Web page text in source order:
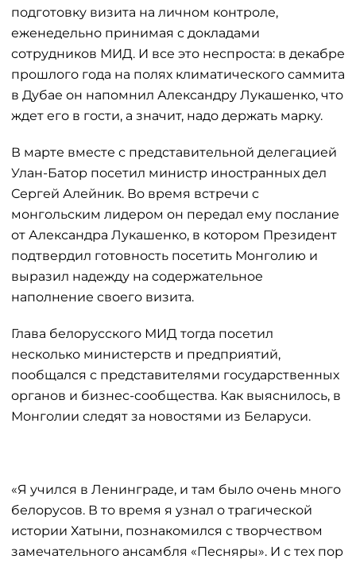
подготовку визита на личном контроле,
еженедельно принимая с докладами
сотрудников МИД. И все это неспроста: в декабре
прошлого года на полях климатического саммита
в Дубае он напомнил Александру Лукашенко, что
ждет его в гости, а значит, надо держать марку.
В марте вместе с представительной делегацией
Улан-Батор посетил министр иностранных дел
Сергей Алейник. Во время встречи с
монгольским лидером он передал ему послание
от Александра Лукашенко, в котором Президент
подтвердил готовность посетить Монголию и
выразил надежду на содержательное
наполнение своего визита.
Глава белорусского МИД тогда посетил
несколько министерств и предприятий,
пообщался с представителями государственных
органов и бизнес-сообщества. Как выяснилось, в
Монголии следят за новостями из Беларуси.
«Я учился в Ленинграде, и там было очень много
белорусов. В то время я узнал о трагической
истории Хатыни, познакомился с творчеством
замечательного ансамбля «Песняры». И с тех пор